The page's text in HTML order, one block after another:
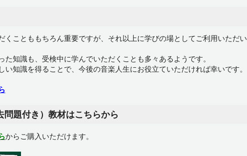
くことももちろん重要ですが、それ以上に学びの場としてご利用いただい
た知識も、受検中に学んでいただくことも多々あるようです。
い知識を得ることで、今後の音楽人生にお役立ていただければ幸いです。
問題付き）教材はこちらから
からご購入いただけます。